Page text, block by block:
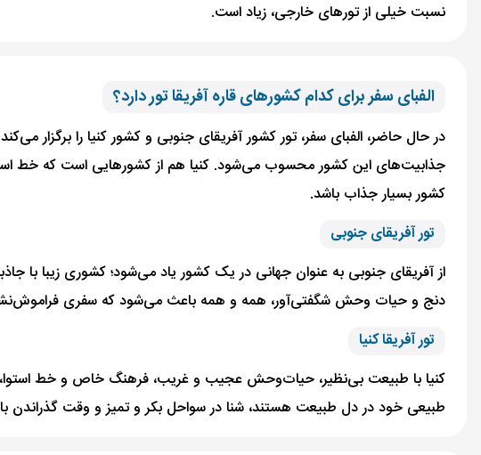
نسبت خیلی از تورهای خارجی، زیاد است.
الفبای سفر برای کدام کشورهای قاره آفریقا تور دارد؟
در حال حاضر، الفبای سفر، تور کشور آفریقای جنوبی و کشور کنیا را برگزار
جذابیت‌های این کشور محسوب می‌شود. کنیا هم از کشورهایی است که خط
کشور بسیار جذاب باشد.
تور آفریقای جنوبی
از آفریقای جنوبی به عنوان جهانی در یک کشور یاد می‌شود؛ کشوری زیبا با
دنج و حیات وحش شگفتی‌آور، همه و همه باعث می‌شود که سفری
تور آفریقا کنیا
کنیا با طبیعت بی‌نظیر، حیات‌وحش عجیب و غریب، فرهنگ خاص و خط استوا،
طبیعی خود در دل طبیعت هستند، شنا در سواحل بکر و تمیز و وقت گذراندن با